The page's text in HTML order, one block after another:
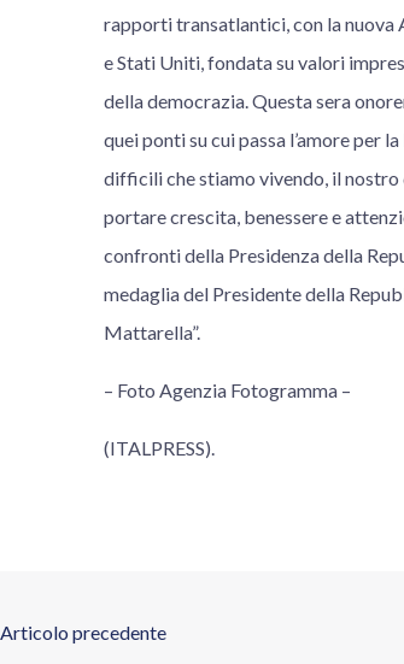
rapporti transatlantici, con la nuova
e Stati Uniti, fondata su valori
della democrazia. Questa sera
quei ponti su cui passa l’amore per
difficili che stiamo vivendo, il
portare crescita, benessere e
confronti della Presidenza della
medaglia del Presidente della
Mattarella”.
– Foto Agenzia Fotogramma –
(ITALPRESS).
Articolo precedente